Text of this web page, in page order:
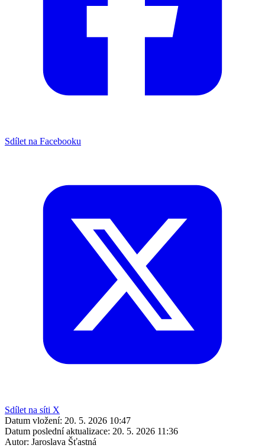
Sdílet na Facebooku
Sdílet na síti X
Datum vložení: 20. 5. 2026 10:47
Datum poslední aktualizace: 20. 5. 2026 11:36
Autor: Jaroslava Šťastná